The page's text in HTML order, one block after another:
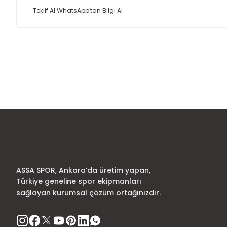
Teklif Al WhatsApp'tan Bilgi Al
Ürün bilgilerinde hatalar bulunuyor.
ASSA SPOR, Ankara’da üretim yapan,
Türkiye geneline spor ekipmanları
sağlayan kurumsal çözüm ortağınızdır.